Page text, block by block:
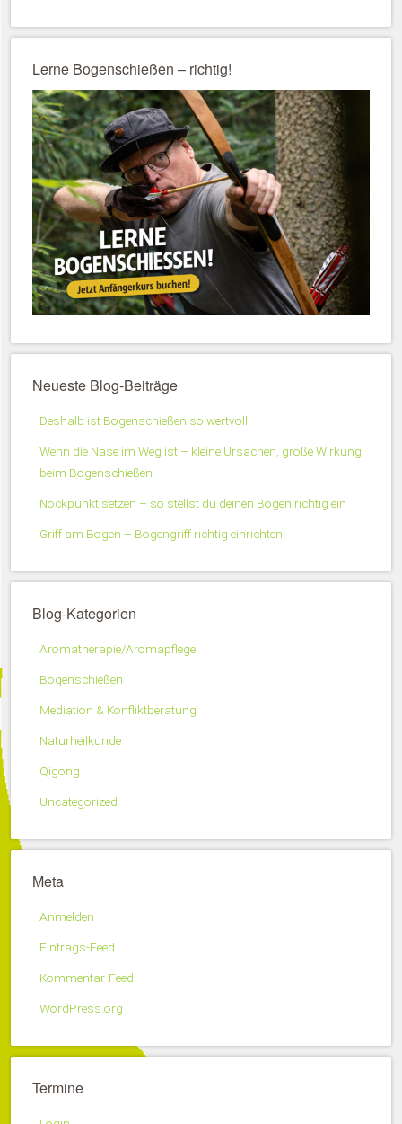
Lerne Bogenschießen – richtig!
Neueste Blog-Beiträge
Deshalb ist Bogenschießen so wertvoll
Wenn die Nase im Weg ist – kleine Ursachen, große Wirkung
beim Bogenschießen
Nockpunkt setzen – so stellst du deinen Bogen richtig ein
Griff am Bogen – Bogengriff richtig einrichten
Blog-Kategorien
Aromatherapie/Aromapflege
Bogenschießen
Mediation & Konfliktberatung
Naturheilkunde
Qigong
Uncategorized
Meta
Anmelden
Eintrags-Feed
Kommentar-Feed
WordPress.org
Termine